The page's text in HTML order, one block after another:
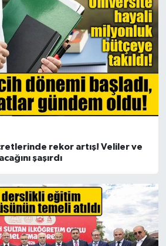
rekor artış! Veliler ve
şaşırdı